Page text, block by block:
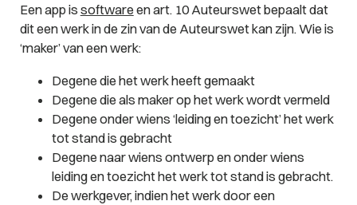
Een app is software en art. 10 Auteurswet bepaalt dat
dit een werk in de zin van de Auteurswet kan zijn. Wie is
‘maker’ van een werk:
Degene die het werk heeft gemaakt
Degene die als maker op het werk wordt vermeld
Degene onder wiens ‘leiding en toezicht’ het werk
tot stand is gebracht
Degene naar wiens ontwerp en onder wiens
leiding en toezicht het werk tot stand is gebracht.
De werkgever, indien het werk door een